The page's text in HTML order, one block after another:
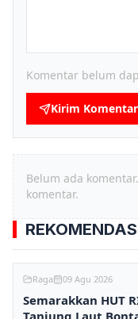
Komentar belum
Kirim Komentar
Belum ada
komentar.
Raga 09 Agu 2026
Semarakkan HUT